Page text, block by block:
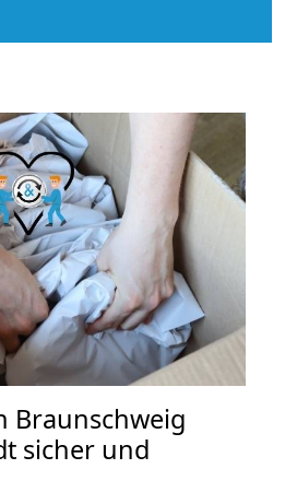
Braunschweig
sicher und